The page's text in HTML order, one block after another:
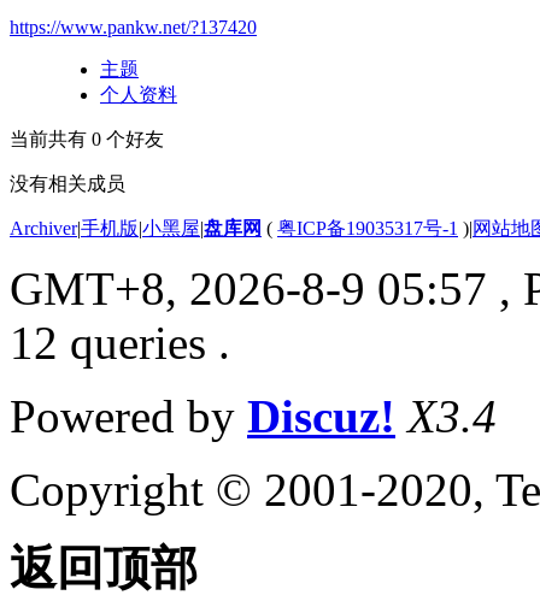
https://www.pankw.net/?137420
主题
个人资料
当前共有 0 个好友
没有相关成员
Archiver|手机版|小黑屋|盘库网 ( 粤ICP备19035317号-1 )|网站地
GMT+8, 2026-8-9 05:57 ,
12 queries .
Powered by Discuz! X3.4
Copyright © 2001-2020,
返回顶部